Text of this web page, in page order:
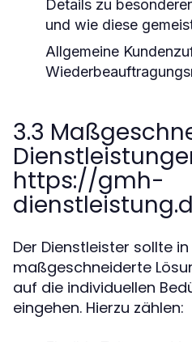
Details zu
und wie diese
Allgemeine
3.3
https://gmh-
Der Dienstleister sollte
maßgeschneiderte
auf die individuellen
eingehen. Hierzu zählen: